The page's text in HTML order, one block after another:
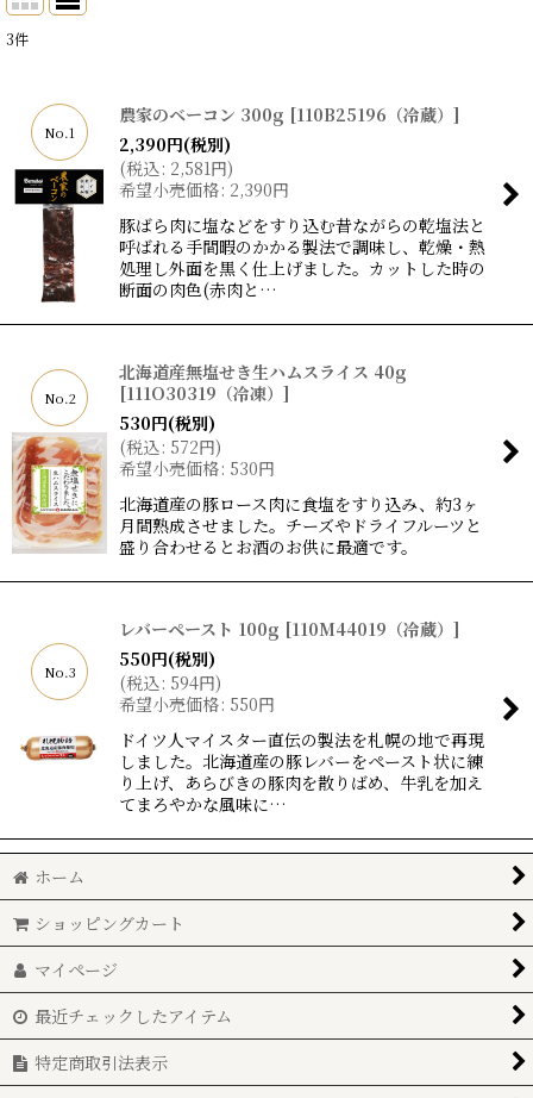
3件
No.1
農家のベーコン 300g [110B25196（冷蔵） ]
2,390円(税別)
(税込: 2,581円)
希望小売価格: 2,390円
豚ばら肉に塩などをすり込む昔ながらの乾塩法と
呼ばれる手間暇のかかる製法で調味し、乾燥・熱
処理し外面を黒く仕上げました。カットした時の
断面の肉色(赤肉と…
No.2
北海道産無塩せき生ハムスライス 40g
[111O30319（冷凍） ]
530円(税別)
(税込: 572円)
希望小売価格: 530円
北海道産の豚ロース肉に食塩をすり込み、約3ヶ
月間熟成させました。チーズやドライフルーツと
盛り合わせるとお酒のお供に最適です。
No.3
レバーペースト 100g [110M44019（冷蔵） ]
550円(税別)
(税込: 594円)
希望小売価格: 550円
ドイツ人マイスター直伝の製法を札幌の地で再現
しました。北海道産の豚レバーをペースト状に練
り上げ、あらびきの豚肉を散りばめ、牛乳を加え
てまろやかな風味に…
ホーム
ショッピングカート
マイページ
最近チェックしたアイテム
特定商取引法表示